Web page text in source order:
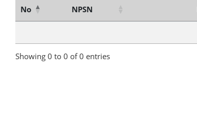
No NPSN
Showing 0 to 0 of 0 entries